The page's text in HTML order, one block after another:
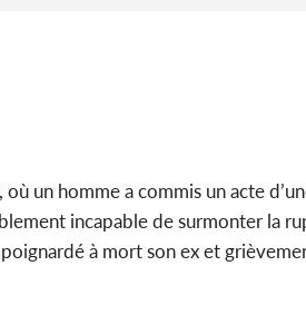
, où un homme a commis un acte
incapable de surmonter la
à mort son ex et